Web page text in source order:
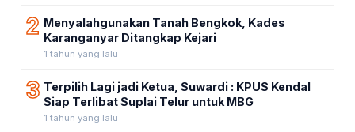
2 Menyalahgunakan Tanah Bengkok, Kades
Karanganyar Ditangkap Kejari
1 tahun yang lalu
3 Terpilih Lagi jadi Ketua, Suwardi : KPUS Kendal
Siap Terlibat Suplai Telur untuk MBG
1 tahun yang lalu